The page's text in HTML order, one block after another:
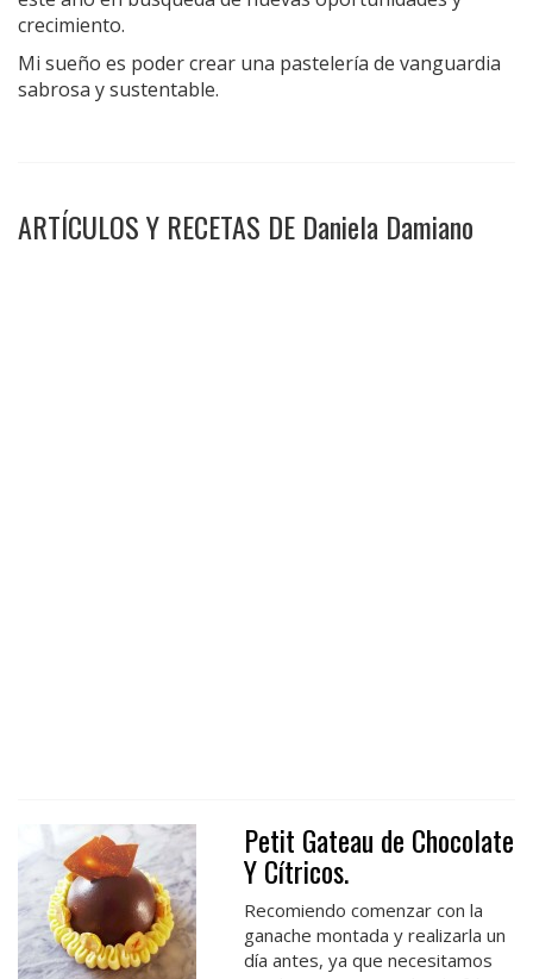
crecimiento.
Mi sueño es poder crear una pastelería de vanguardia
sabrosa y sustentable.
ARTÍCULOS Y RECETAS DE Daniela Damiano
Petit Gateau de Chocolate
Y Cítricos.
Recomiendo comenzar con la
ganache montada y realizarla un
día antes, ya que necesitamos